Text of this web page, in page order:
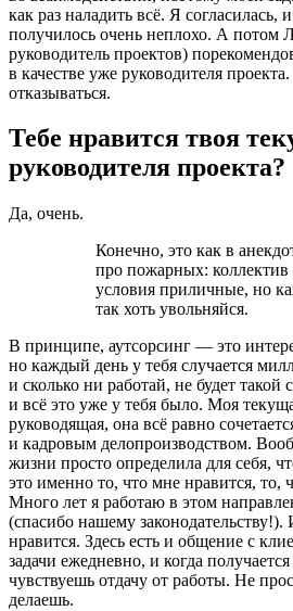
как раз наладить всё. Я согласилась, и
получилось очень неплохо. А потом
руководитель проектов)
в качестве уже руководителя
отказываться.
Тебе нравится твоя
руководителя проекта?
Да, очень.
Конечно, это как в
про пожарных:
условия приличные, но
так хоть увольняйся.
В принципе, аутсорсинг — это
но каждый день у тебя случается
и сколько ни работай, не будет такой
и всё это уже у тебя было. Моя
руководящая, она всё равно
и кадровым делопроизводством.
жизни просто определила для себя,
это именно то, что мне нравится, то,
Много лет я работаю в этом
(спасибо нашему
нравится. Здесь есть и общение с
задачи ежедневно, и когда
чувствуешь отдачу от работы. Не
делаешь.